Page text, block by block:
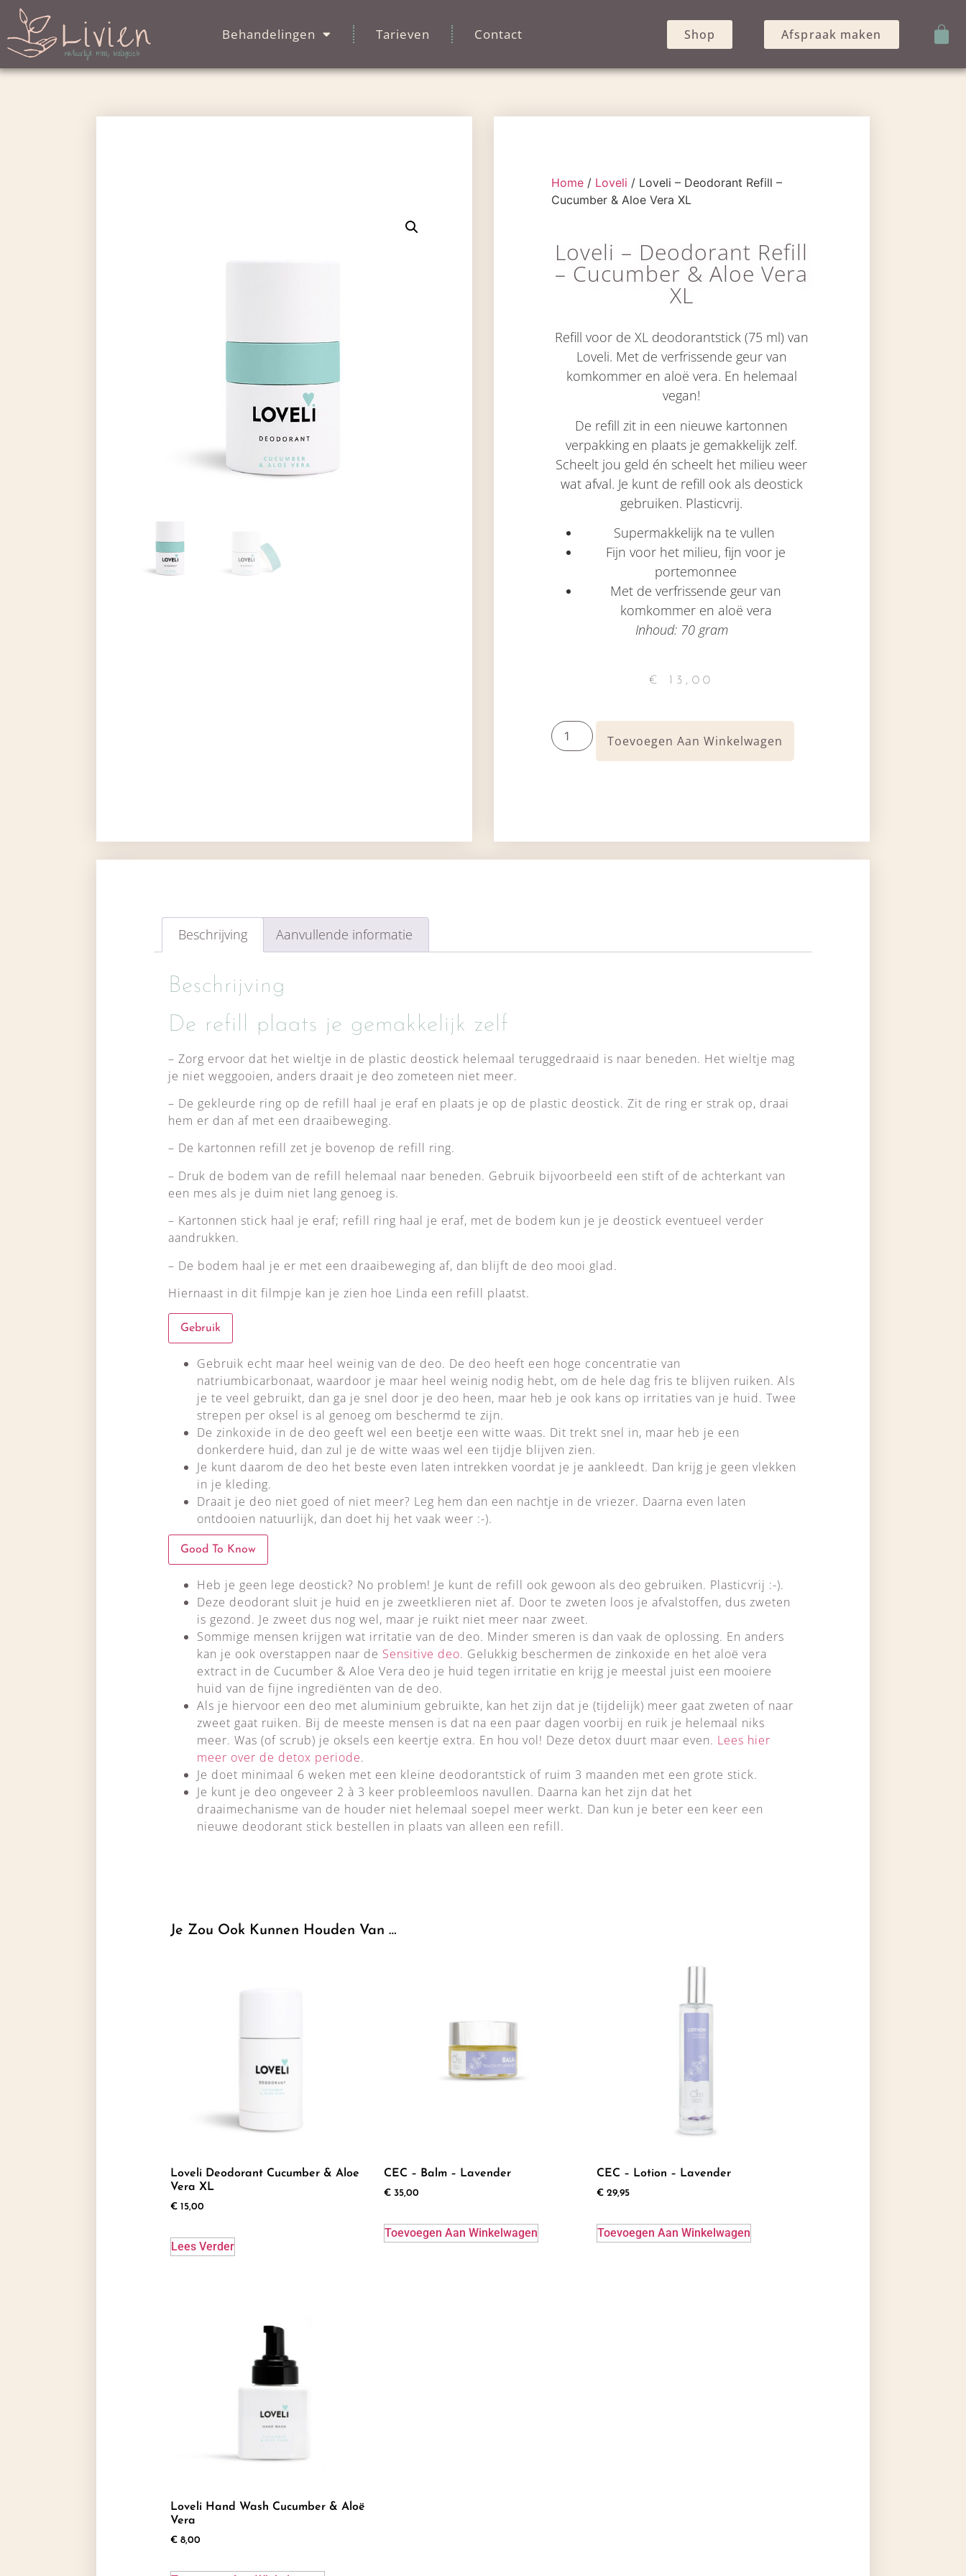
Behandelingen Tarieven Contact Shop Afspraak maken
Home / Loveli / Loveli – Deodorant Refill –
Cucumber & Aloe Vera XL
Loveli – Deodorant Refill
– Cucumber & Aloe Vera
XL
Refill voor de XL deodorantstick (75 ml) van
Loveli. Met de verfrissende geur van
komkommer en aloë vera. En helemaal
vegan!
De refill zit in een nieuwe kartonnen
verpakking en plaats je gemakkelijk zelf.
Scheelt jou geld én scheelt het milieu weer
wat afval. Je kunt de refill ook als deostick
gebruiken. Plasticvrij.
Supermakkelijkna te vullen
Fijn voor het milieu, fijn voor je
portemonnee
Met de verfrissende geur van
komkommer en aloë vera
Inhoud: 70 gram
€ 13,00
Toevoegen Aan Winkelwagen
Beschrijving Aanvullende informatie
Beschrijving
De refill plaats je gemakkelijk zelf
– Zorg ervoor dat het wieltje in de plastic deostick helemaal teruggedraaid is naar beneden. Het wieltje mag
je niet weggooien, anders draait je deo zometeen niet meer.
– De gekleurde ring op de refill haal je eraf en plaats je op de plastic deostick. Zit de ring er strak op, draai
hem er dan af met een draaibeweging.
– De kartonnen refill zet je bovenop de refill ring.
– Druk de bodem van de refill helemaal naar beneden. Gebruik bijvoorbeeld een stift of de achterkant van
een mes als je duim niet lang genoeg is.
– Kartonnen stick haal je eraf; refill ring haal je eraf, met de bodem kun je je deostick eventueel verder
aandrukken.
– De bodem haal je er met een draaibeweging af, dan blijft de deo mooi glad.
Hiernaast in dit filmpje kan je zien hoe Linda een refill plaatst.
Gebruik
Gebruik echt maar heel weinig van de deo. De deo heeft een hoge concentratie van
natriumbicarbonaat, waardoor je maar heel weinig nodig hebt, om de hele dag fris te blijven ruiken. Als
je te veel gebruikt, dan ga je snel door je deo heen, maar heb je ook kans op irritaties van je huid. Twee
strepen per oksel is al genoeg om beschermd te zijn.
De zinkoxide in de deo geeft wel een beetje een witte waas. Dit trekt snel in, maar heb je een
donkerdere huid, dan zul je de witte waas wel een tijdje blijven zien.
Je kunt daarom de deo het beste even laten intrekken voordat je je aankleedt. Dan krijg je geen vlekken
in je kleding.
Draait je deo niet goed of niet meer? Leg hem dan een nachtje in de vriezer. Daarna even laten
ontdooien natuurlijk, dan doet hij het vaak weer :-).
Good To Know
Heb je geen lege deostick? No problem! Je kunt de refill ook gewoon als deo gebruiken. Plasticvrij :-).
Deze deodorant sluit je huid en je zweetklieren niet af. Door te zweten loos je afvalstoffen, dus zweten
is gezond. Je zweet dus nog wel, maar je ruikt niet meer naar zweet.
Sommige mensen krijgen wat irritatie van de deo. Minder smeren is dan vaak de oplossing. En anders
kan je ook overstappen naar de Sensitive deo. Gelukkig beschermen de zinkoxide en het aloë vera
extract in de Cucumber & Aloe Vera deo je huid tegen irritatie en krijg je meestal juist een mooiere
huid van de fijne ingrediënten van de deo.
Als je hiervoor een deo met aluminium gebruikte, kan het zijn dat je (tijdelijk) meer gaat zweten of naar
zweet gaat ruiken. Bij de meeste mensen is dat na een paar dagen voorbij en ruik je helemaal niks
meer. Was (of scrub) je oksels een keertje extra. En hou vol! Deze detox duurt maar even. Lees hier
meer over de detox periode.
Je doet minimaal 6 weken met een kleine deodorantstick of ruim 3 maanden met een grote stick.
Je kunt je deo ongeveer 2 à 3 keer probleemloos navullen. Daarna kan het zijn dat het
draaimechanisme van de houder niet helemaal soepel meer werkt. Dan kun je beter een keer een
nieuwe deodorant stick bestellen in plaats van alleen een refill.
Je Zou Ook Kunnen Houden Van …
Loveli Deodorant Cucumber & Aloe
Vera XL
€ 15,00
Lees Verder
CEC – Balm – Lavender
€35,00
Toevoegen Aan Winkelwagen
CEC – Lotion – Lavender
€ 29,95
Toevoegen Aan Winkelwagen
Loveli Hand Wash Cucumber & Aloë
Vera
€ 8,00